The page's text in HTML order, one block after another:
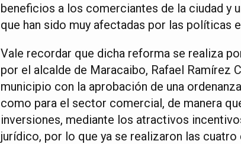
beneficios a los comerciantes de la ciudad y
que han sido muy afectadas por las políticas
Vale recordar que dicha reforma se realiza
por el alcalde de Maracaibo, Rafael Ramírez
municipio con la aprobación de una
como para el sector comercial, de manera
inversiones, mediante los atractivos
jurídico, por lo que ya se realizaron las